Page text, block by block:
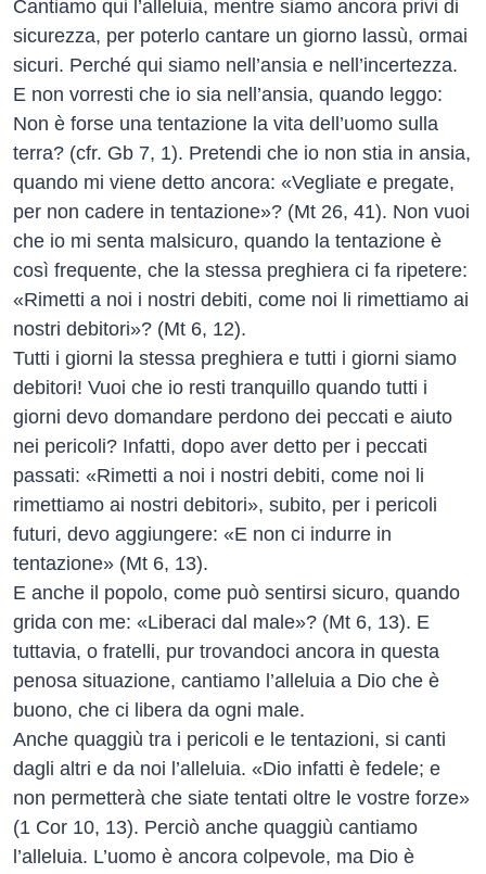
Cantiamo qui l’alleluia, mentre siamo ancora privi di
sicurezza, per poterlo cantare un giorno lassù, ormai
sicuri. Perché qui siamo nell’ansia e nell’incertezza.
E non vorresti che io sia nell’ansia, quando leggo:
Non è forse una tentazione la vita dell’uomo sulla
terra? (cfr. Gb 7, 1). Pretendi che io non stia in ansia,
quando mi viene detto ancora: «Vegliate e pregate,
per non cadere in tentazione»? (Mt 26, 41). Non vuoi
che io mi senta malsicuro, quando la tentazione è
così frequente, che la stessa preghiera ci fa ripetere:
«Rimetti a noi i nostri debiti, come noi li rimettiamo ai
nostri debitori»? (Mt 6, 12).
Tutti i giorni la stessa preghiera e tutti i giorni siamo
debitori! Vuoi che io resti tranquillo quando tutti i
giorni devo domandare perdono dei peccati e aiuto
nei pericoli? Infatti, dopo aver detto per i peccati
passati: «Rimetti a noi i nostri debiti, come noi li
rimettiamo ai nostri debitori», subito, per i pericoli
futuri, devo aggiungere: «E non ci indurre in
tentazione» (Mt 6, 13).
E anche il popolo, come può sentirsi sicuro, quando
grida con me: «Liberaci dal male»? (Mt 6, 13). E
tuttavia, o fratelli, pur trovandoci ancora in questa
penosa situazione, cantiamo l’alleluia a Dio che è
buono, che ci libera da ogni male.
Anche quaggiù tra i pericoli e le tentazioni, si canti
dagli altri e da noi l’alleluia. «Dio infatti è fedele; e
non permetterà che siate tentati oltre le vostre forze»
(1 Cor 10, 13). Perciò anche quaggiù cantiamo
l’alleluia. L’uomo è ancora colpevole, ma Dio è